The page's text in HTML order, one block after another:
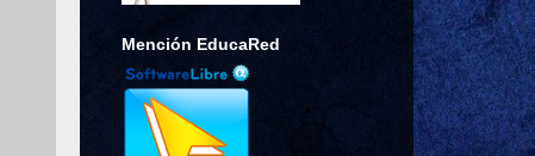
Mención EducaRed